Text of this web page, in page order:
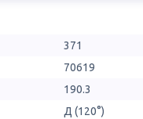
371
70619
190.3
Д (120°)